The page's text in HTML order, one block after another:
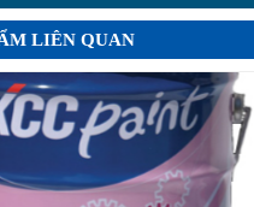
LIÊN QUAN